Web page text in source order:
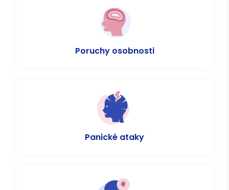
Poruchy osobnosti
Panické ataky